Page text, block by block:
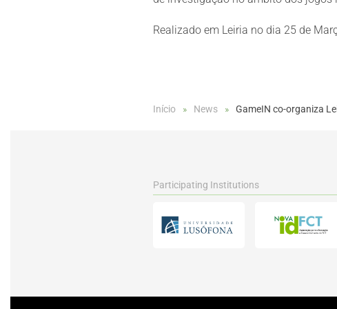
Realizado em Leiria no dia 25 de
Início News GameIN co-organiza
Participating Institutions